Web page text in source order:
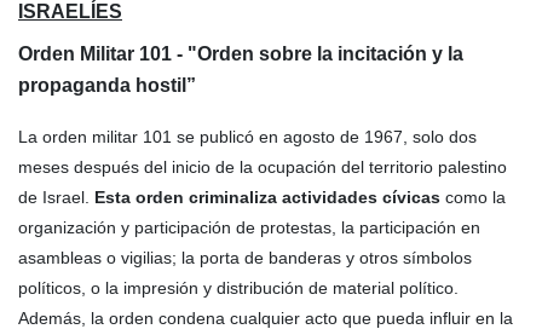
ISRAELÍES
Orden Militar 101 - "Orden sobre la incitación y la
propaganda hostil”
La orden militar 101 se publicó en agosto de 1967, solo dos
meses después del inicio de la ocupación del territorio palestino
de Israel. Esta orden criminaliza actividades cívicas como la
organización y participación de protestas, la participación en
asambleas o vigilias; la porta de banderas y otros símbolos
políticos, o la impresión y distribución de material político.
Además, la orden condena cualquier acto que pueda influir en la